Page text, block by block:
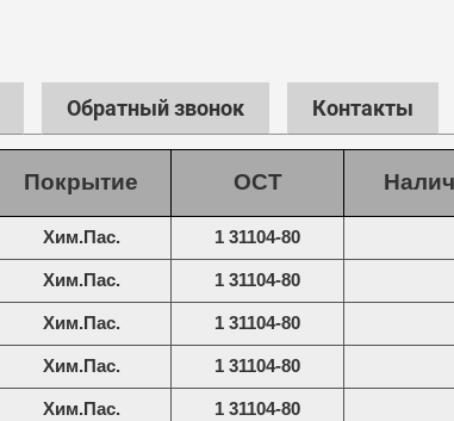
Обратный звонок Контакты
Покрытие ОСТ
Хим.Пас. 1 31104-80
Хим.Пас. 1 31104-80
Хим.Пас. 1 31104-80
Хим.Пас. 1 31104-80
Хим.Пас. 1 31104-80